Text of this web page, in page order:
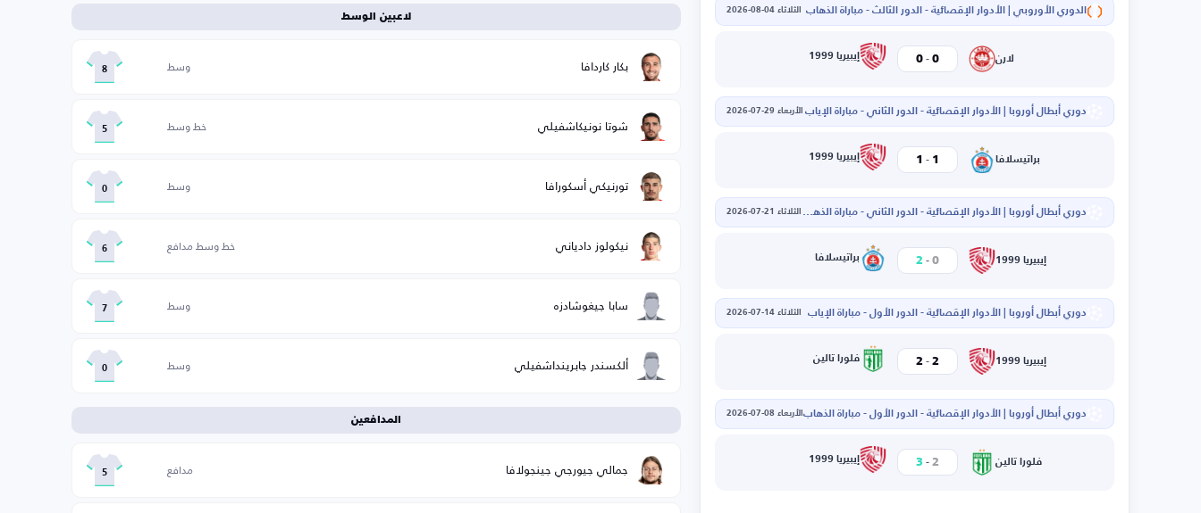
الدوري الأوروبي | الأدوار الإقصائية - الدور الثالث - مباراة الذهاب الثلاثاء 04-08-2026
لارن 0
-
0 إيبيريا 1999
دوري أبطال أوروبا | الأدوار الإقصائية - الدور الثاني - مباراة الإياب الأربعاء 29-07-2026
براتيسلافا 1
-
1 إيبيريا 1999
دوري أبطال أوروبا | الأدوار الإقصائية - الدور الثاني - مباراة الذهاب الثلاثاء 21-07-2026
إيبيريا 1999 0
-
2 براتيسلافا
دوري أبطال أوروبا | الأدوار الإقصائية - الدور الأول - مباراة الإياب الثلاثاء 14-07-2026
إيبيريا 1999 2
-
2 فلورا تالين
دوري أبطال أوروبا | الأدوار الإقصائية - الدور الأول - مباراة الذهاب الأربعاء 08-07-2026
فلورا تالين 2
-
3 إيبيريا 1999
لاعبين الوسط
بكار كاردافا وسط 8
شوتا نونيكاشفيلي خط وسط 5
تورنيكي أسكورافا وسط 0
نيكولوز دادياني خط وسط مدافع 6
سابا جيغوشادزه وسط 7
ألكسندر جابرينداشفيلي وسط 0
المدافعين
جمالي جيورجي جينجولافا مدافع 5